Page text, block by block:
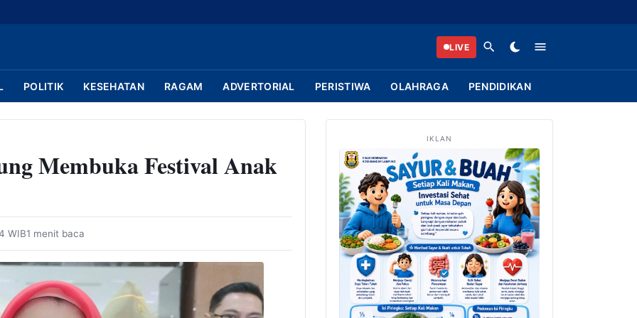
LIVE
POLITIK KESEHATAN RAGAM ADVERTORIAL PERISTIWA OLAHRAGA PENDIDIKAN
Membuka Festival Anak
WIB1 menit baca
IKLAN